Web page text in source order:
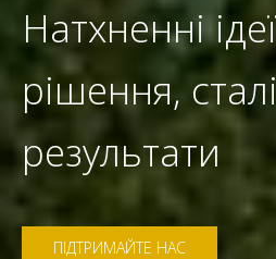
Натхненні
рішення, сталі
результати
ПІДТРИМАЙТЕ НАС